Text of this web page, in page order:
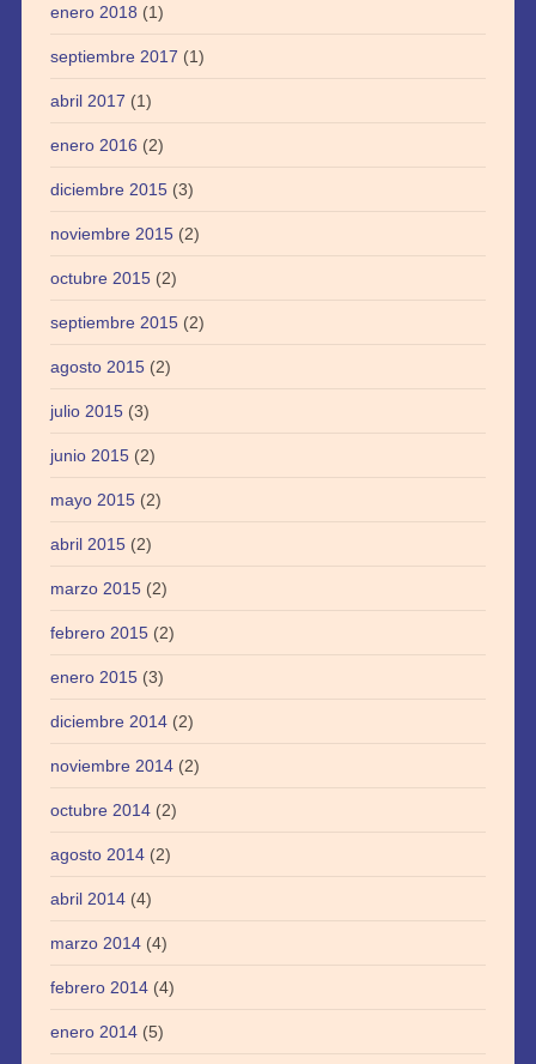
enero 2018 (1)
septiembre 2017 (1)
abril 2017 (1)
enero 2016 (2)
diciembre 2015(3)
noviembre 2015(2)
octubre 2015(2)
septiembre 2015(2)
agosto 2015(2)
julio 2015(3)
junio 2015(2)
mayo 2015(2)
abril 2015(2)
marzo 2015(2)
febrero 2015(2)
enero 2015(3)
diciembre 2014(2)
noviembre 2014(2)
octubre 2014(2)
agosto 2014(2)
abril 2014(4)
marzo 2014(4)
febrero 2014(4)
enero 2014(5)